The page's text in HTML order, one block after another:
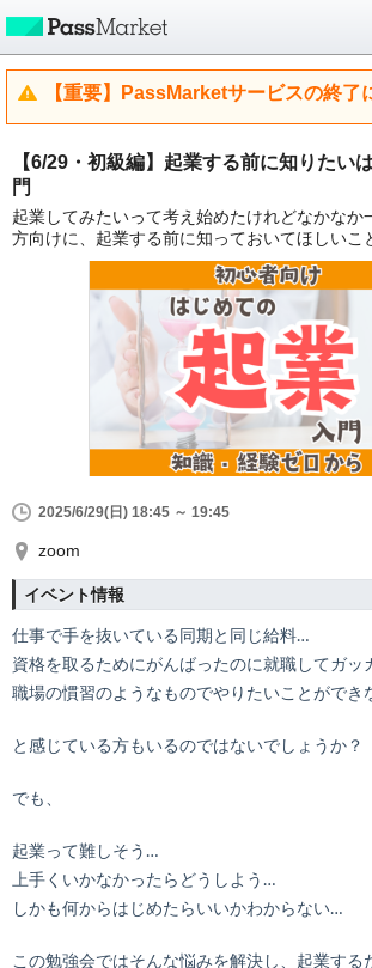
【重要】PassMarketサービスの終了
【6/29・初級編】起業する前に知りたい
門
起業してみたいって考え始めたけれどなかなか
方向けに、起業する前に知っておいてほしいこ
2025/6/29(日) 18:45 ～ 19:45
zoom
イベント情報
仕事で手を抜いている同期と同じ給料…
資格を取るためにがんばったのに就職してガッ
職場の慣習のようなものでやりたいことができ
と感じている方もいるのではないでしょうか？
でも、
起業って難しそう…
上手くいかなかったらどうしよう…
しかも何からはじめたらいいかわからない…
この勉強会ではそんな悩みを解決し、起業する